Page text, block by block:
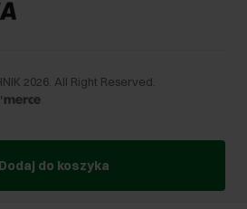
do koszyka
2026 . All Right Reserved.